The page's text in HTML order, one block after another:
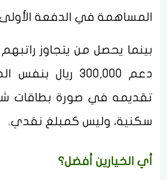
المساهمة في الدفعة الأولى
دعم 300,000 ريال
تقديمه في صورة بطاقات
سكنية، وليس كمبلغ نقدي.
أي الخيارين أفضل؟